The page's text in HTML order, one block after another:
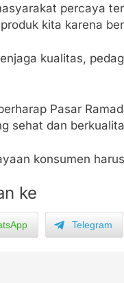
percaya
kita karena
kualitas,
Pasar
sehat dan
konsumen
ke
Telegram